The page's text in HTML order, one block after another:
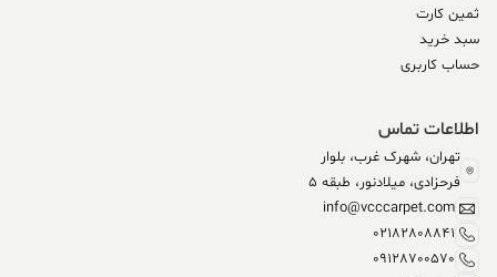
ثمین کارت
سبد خرید
حساب کاربری
اطلاعات تماس
تهران، شهرک غرب، بلوار
فرحزادی، میلادنور، طبقه 5
info@vcccarpet.com
02182808841
09128700570